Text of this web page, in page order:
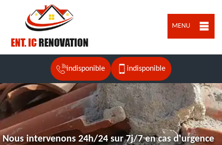
MENU
indisponible indisponible
Nous intervenons 24h/24 sur 7j/7 en cas d'urgence